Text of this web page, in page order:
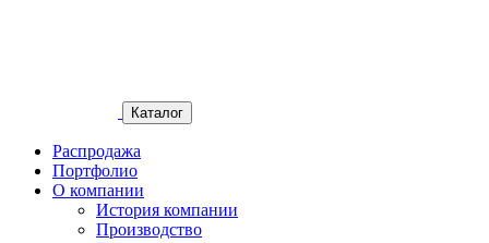
Каталог
Распродажа
Портфолио
О компании
История компании
Производство